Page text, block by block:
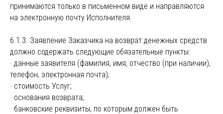
принимаются только в письменном виде и направляются
на электронную почту Исполнителя.
6.1.3. Заявление Заказчика на возврат денежных средств
должно содержать следующие обязательные пункты:
· данные заявителя (фамилия, имя, отчество (при наличии),
телефон, электронная почта);
· стоимость Услуг;
· основания возврата;
· банковские реквизиты, по которым должен быть